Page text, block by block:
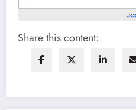
Share this content: